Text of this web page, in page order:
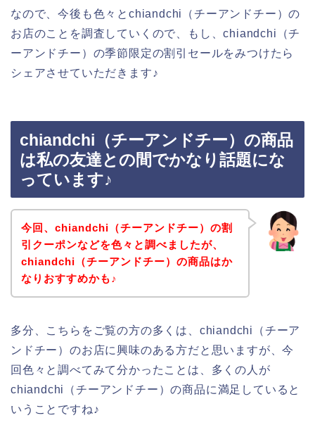
なので、今後も色々とchiandchi（チーアンドチー）の
お店のことを調査していくので、もし、chiandchi（チ
ーアンドチー）の季節限定の割引セールをみつけたら
シェアさせていただきます♪
chiandchi（チーアンドチー）の商品
は私の友達との間でかなり話題にな
っています♪
今回、chiandchi（チーアンドチー）の割
引クーポンなどを色々と調べましたが、
chiandchi（チーアンドチー）の商品はか
なりおすすめかも♪
多分、こちらをご覧の方の多くは、chiandchi（チーア
ンドチー）のお店に興味のある方だと思いますが、今
回色々と調べてみて分かったことは、多くの人が
chiandchi（チーアンドチー）の商品に満足していると
いうことですね♪